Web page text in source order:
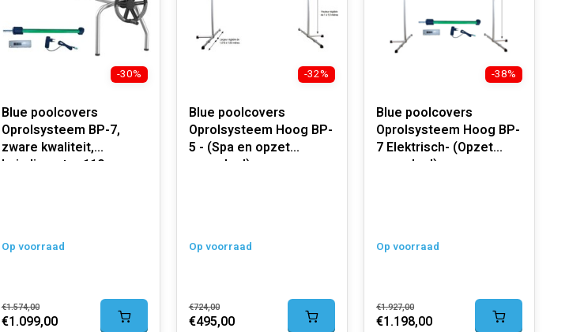
-30%
Blue poolcovers
Oprolsysteem BP-7,
zware kwaliteit,
buisdiameter 110 mm.
Op voorraad
€1.574,00
€1.099,00
-32%
Blue poolcovers
Oprolsysteem Hoog BP-
5 - (Spa en opzet
zwembad)
Op voorraad
€724,00
€495,00
-38%
Blue poolcovers
Oprolsysteem Hoog BP-
7 Elektrisch- (Opzet
zwembad)
Op voorraad
€1.927,00
€1.198,00